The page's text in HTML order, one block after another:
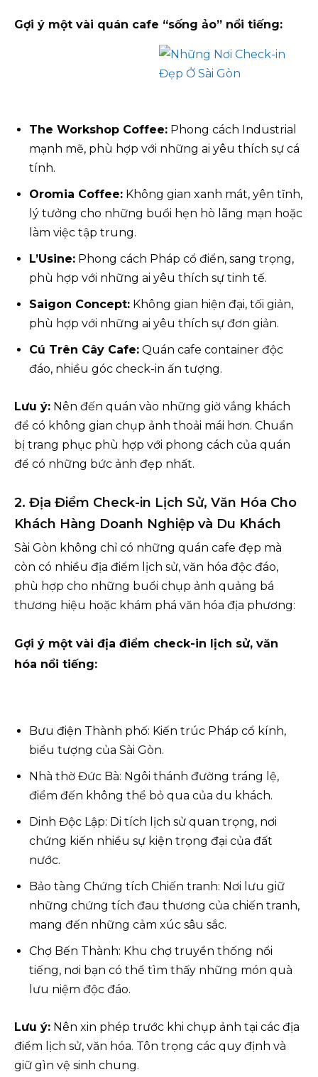
Gợi ý một vài quán cafe “sống ảo” nổi tiếng:
The Workshop Coffee: Phong cách Industrial
mạnh mẽ, phù hợp với những ai yêu thích sự cá
tính.
Oromia Coffee: Không gian xanh mát, yên tĩnh,
lý tưởng cho những buổi hẹn hò lãng mạn hoặc
làm việc tập trung.
L’Usine: Phong cách Pháp cổ điển, sang trọng,
phù hợp với những ai yêu thích sự tinh tế.
Saigon Concept: Không gian hiện đại, tối giản,
phù hợp với những ai yêu thích sự đơn giản.
Cú Trên Cây Cafe: Quán cafe container độc
đáo, nhiều góc check-in ấn tượng.
Lưu ý: Nên đến quán vào những giờ vắng khách
để có không gian chụp ảnh thoải mái hơn. Chuẩn
bị trang phục phù hợp với phong cách của quán
để có những bức ảnh đẹp nhất.
2. Địa Điểm Check-in Lịch Sử, Văn Hóa Cho
Khách Hàng Doanh Nghiệp và Du Khách
Sài Gòn không chỉ có những quán cafe đẹp mà
còn có nhiều địa điểm lịch sử, văn hóa độc đáo,
phù hợp cho những buổi chụp ảnh quảng bá
thương hiệu hoặc khám phá văn hóa địa phương:
Gợi ý một vài địa điểm check-in lịch sử, văn
hóa nổi tiếng:
Bưu điện Thành phố: Kiến trúc Pháp cổ kính,
biểu tượng của Sài Gòn.
Nhà thờ Đức Bà: Ngôi thánh đường tráng lệ,
điểm đến không thể bỏ qua của du khách.
Dinh Độc Lập: Di tích lịch sử quan trọng, nơi
chứng kiến nhiều sự kiện trọng đại của đất
nước.
Bảo tàng Chứng tích Chiến tranh: Nơi lưu giữ
những chứng tích đau thương của chiến tranh,
mang đến những cảm xúc sâu sắc.
Chợ Bến Thành: Khu chợ truyền thống nổi
tiếng, nơi bạn có thể tìm thấy những món quà
lưu niệm độc đáo.
Lưu ý: Nên xin phép trước khi chụp ảnh tại các địa
điểm lịch sử, văn hóa. Tôn trọng các quy định và
giữ gìn vệ sinh chung.